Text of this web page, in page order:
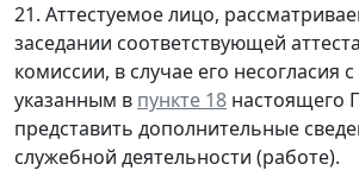
21. Аттестуемое лицо,
заседании соответствующей
комиссии, в случае его несогласия
указанным в пункте 18 настоящего
представить дополнительные
служебной деятельности (работе).